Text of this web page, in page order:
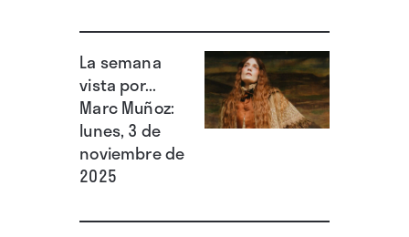
La semana
vista por...
Marc Muñoz:
lunes, 3 de
noviembre de
2025